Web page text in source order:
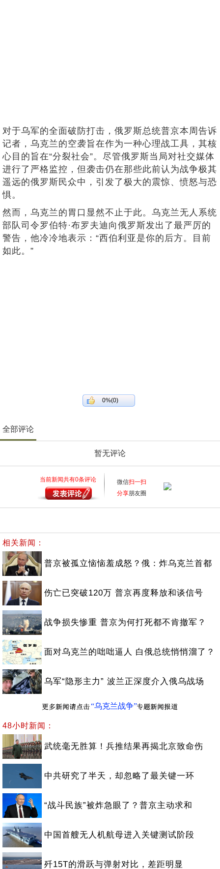
对于乌军的全面破防打击，俄罗斯总统普京本周告诉
记者，乌克兰的空袭旨在作为一种心理战工具，其核
心目的旨在“分裂社会”。尽管俄罗斯当局对社交媒体
进行了严格监控，但袭击仍在那些此前认为战争极其
遥远的俄罗斯民众中，引发了极大的震惊、愤怒与恐
惧。
然而，乌克兰的胃口显然不止于此。乌克兰无人系统
部队司令罗伯特·布罗夫迪向俄罗斯发出了最严厉的
警告，他冷冷地表示：“西伯利亚是你的后方。目前
如此。”
0%(0)
全部评论
暂无评论
当前新闻共有0条评论 微信扫一扫
分享朋友圈
相关新闻：
普京被孤立恼恼羞成怒？俄：炸乌克兰首都
伤亡已突破120万 普京再度释放和谈信号
战争损失惨重 普京为何打死都不肯撤军？
面对乌克兰的咄咄逼人 白俄总统悄悄溜了？
乌军“隐形主力” 波兰正深度介入俄乌战场
“乌克兰战争”
48小时新闻：
武统毫无胜算！兵推结果再揭北京致命伤
中共研究了半天，却忽略了最关键一环
“战斗民族”被炸急眼了？普京主动求和
中国首艘无人机航母进入关键测试阶段
歼15T的滑跃与弹射对比，差距明显